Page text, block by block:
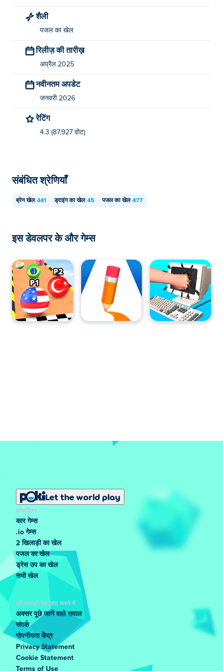
क्या मैं मोबाइल डिवाइस और डेस्कटॉप पर Draw Wire खेल
ड्रा वायर को आपके कंप्यूटर और मोबाइल डिवाइस जैसे फोन और टैबलेट
शैली
पजल का खेल
रिलीज़ की तारीख़
अप्रैल 2025
नवीनतम अपडेट
जनवरी 2026
रेटिंग
4.3 (87,927 वोट)
संबंधित श्रेणियाँ
ब्रेन खेल 441 ड्राइंग का खेल 45 पजल का खेल 477
इस डेवलपर के और गेम्स
Let the world play
लोकप्रिय
कार गेम्स
.io गेम्स
2 खिलाड़ी का खेल
पजल का खेल
ड्रेस उप का खेल
सभी खेल
हमें आपकी सहायता करने दें
अक्सर पूछे जाने वाले सवाल
संपर्क
गोपनीयता केंद्र
Privacy Statement
Cookie Statement
Terms of Use